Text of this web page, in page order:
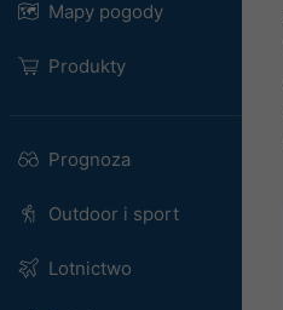
Mapy pogody
Produkty
Prognoza
Outdoor i sport
Lotnictwo